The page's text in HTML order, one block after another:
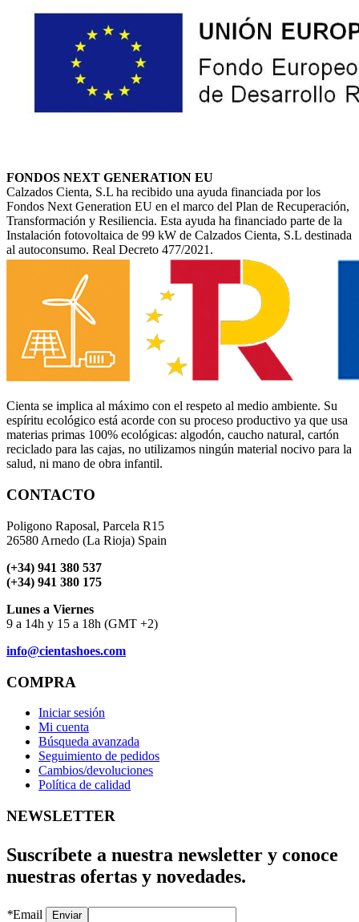
FONDOS NEXT GENERATION EU
Calzados Cienta, S.L ha recibido una ayuda financiada por los
Fondos Next Generation EU en el marco del Plan de Recuperación,
Transformación y Resiliencia. Esta ayuda ha financiado parte de la
Instalación fotovoltaica de 99 kW de Calzados Cienta, S.L destinada
al autoconsumo. Real Decreto 477/2021.
Cienta se implica al máximo con el respeto al medio ambiente. Su
espíritu ecológico está acorde con su proceso productivo ya que usa
materias primas 100% ecológicas: algodón, caucho natural, cartón
reciclado para las cajas, no utilizamos ningún material nocivo para la
salud, ni mano de obra infantil.
CONTACTO
Poligono Raposal, Parcela R15
26580 Arnedo (La Rioja) Spain
(+34) 941 380 537
(+34) 941 380 175
Lunes a Viernes
9 a 14h y 15 a 18h (GMT +2)
info@cientashoes.com
COMPRA
Iniciar sesión
Mi cuenta
Búsqueda avanzada
Seguimiento de pedidos
Cambios/devoluciones
Política de calidad
NEWSLETTER
Suscríbete a nuestra newsletter y conoce
nuestras ofertas y novedades.
*Email Enviar